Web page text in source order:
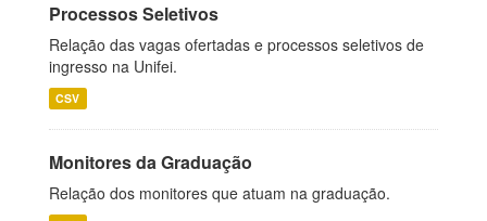
Processos Seletivos
Relação das vagas ofertadas e processos seletivos de
ingresso na Unifei.
CSV
Monitores da Graduação
Relação dos monitores que atuam na graduação.